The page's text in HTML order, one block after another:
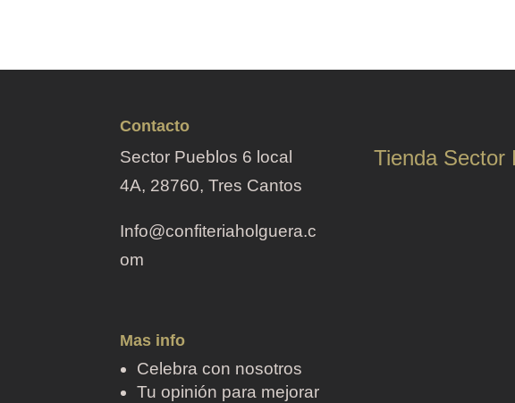
Contacto
Sector Pueblos 6 local
4A, 28760, Tres Cantos
Info@confiteriaholguera.c
om
Mas info
Celebra con nosotros
Tu opinión para mejorar
Tienda Sector